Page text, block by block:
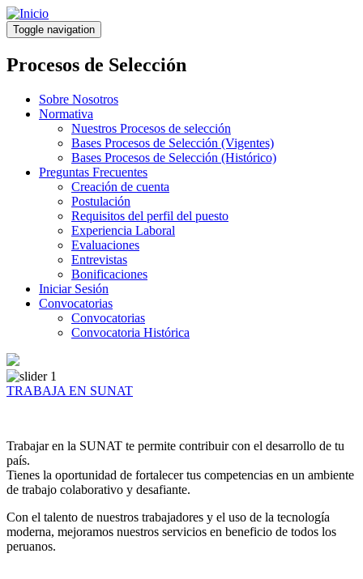
Pasar
al
contenido
principal
Toggle navigation
Procesos de Selección
Sobre Nosotros
Normativa
Nuestros Procesos de selección
Bases Procesos de Selección (Vigentes)
Bases Procesos de Selección (Histórico)
Preguntas Frecuentes
Creación de cuenta
Postulación
Requisitos del perfil del puesto
Experiencia Laboral
Evaluaciones
Entrevistas
Bonificaciones
Iniciar Sesión
Convocatorias
Convocatorias
Convocatoria Histórica
TRABAJA EN SUNAT
Trabajar en la SUNAT te permite contribuir con el desarrollo de tu
país.
Tienes la oportunidad de fortalecer tus competencias en un ambiente
de trabajo colaborativo y desafiante.
Con el talento de nuestros trabajadores y el uso de la tecnología
moderna, mejoramos nuestros servicios en beneficio de todos los
peruanos.